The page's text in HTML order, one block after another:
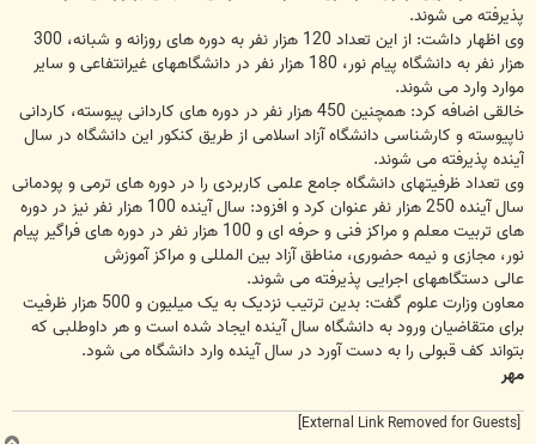
پذیرفته می شوند.
وی اظهار داشت: از این تعداد 120 هزار نفر به دوره های روزانه و شبانه، 300
هزار نفر به دانشگاه پیام نور، 180 هزار نفر در دانشگاههای غیرانتفاعی و سایر
موارد وارد می شوند.
خالقی اضافه کرد: همچنین 450 هزار نفر در دوره های کاردانی پیوسته، کاردانی
ناپیوسته و کارشناسی دانشگاه آزاد اسلامی از طریق کنکور این دانشگاه در سال
آینده پذیرفته می شوند.
وی تعداد ظرفیتهای دانشگاه جامع علمی کاربردی را در دوره های ترمی و پودمانی
سال آینده 250 هزار نفر عنوان کرد و افزود: سال آینده 100 هزار نفر نیز در دوره
های تربیت معلم و مراکز فنی و حرفه ای و 100 هزار نفر در دوره های فراگیر پیام
نور، مجازی و نیمه حضوری، مناطق آزاد بین المللی و مراکز آموزش
عالی دستگاههای اجرایی پذیرفته می شوند.
معاون وزارت علوم گفت: بدین ترتیب نزدیک به یک میلیون و 500 هزار ظرفیت
برای متقاضیان ورود به دانشگاه سال آینده ایجاد شده است و هر داوطلبی که
بتواند کف قبولی را به دست آورد در سال آینده وارد دانشگاه می شود.
مهر
[External Link Removed for Guests]